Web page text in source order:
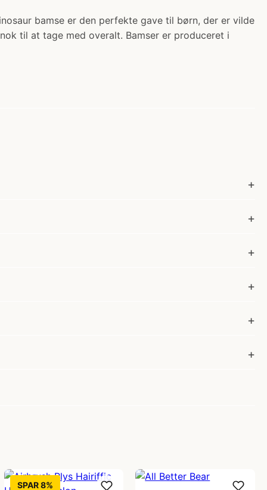
bamse er den perfekte gave til børn, der er vilde
til at tage med overalt. Bamser er produceret i
SPAR 8%